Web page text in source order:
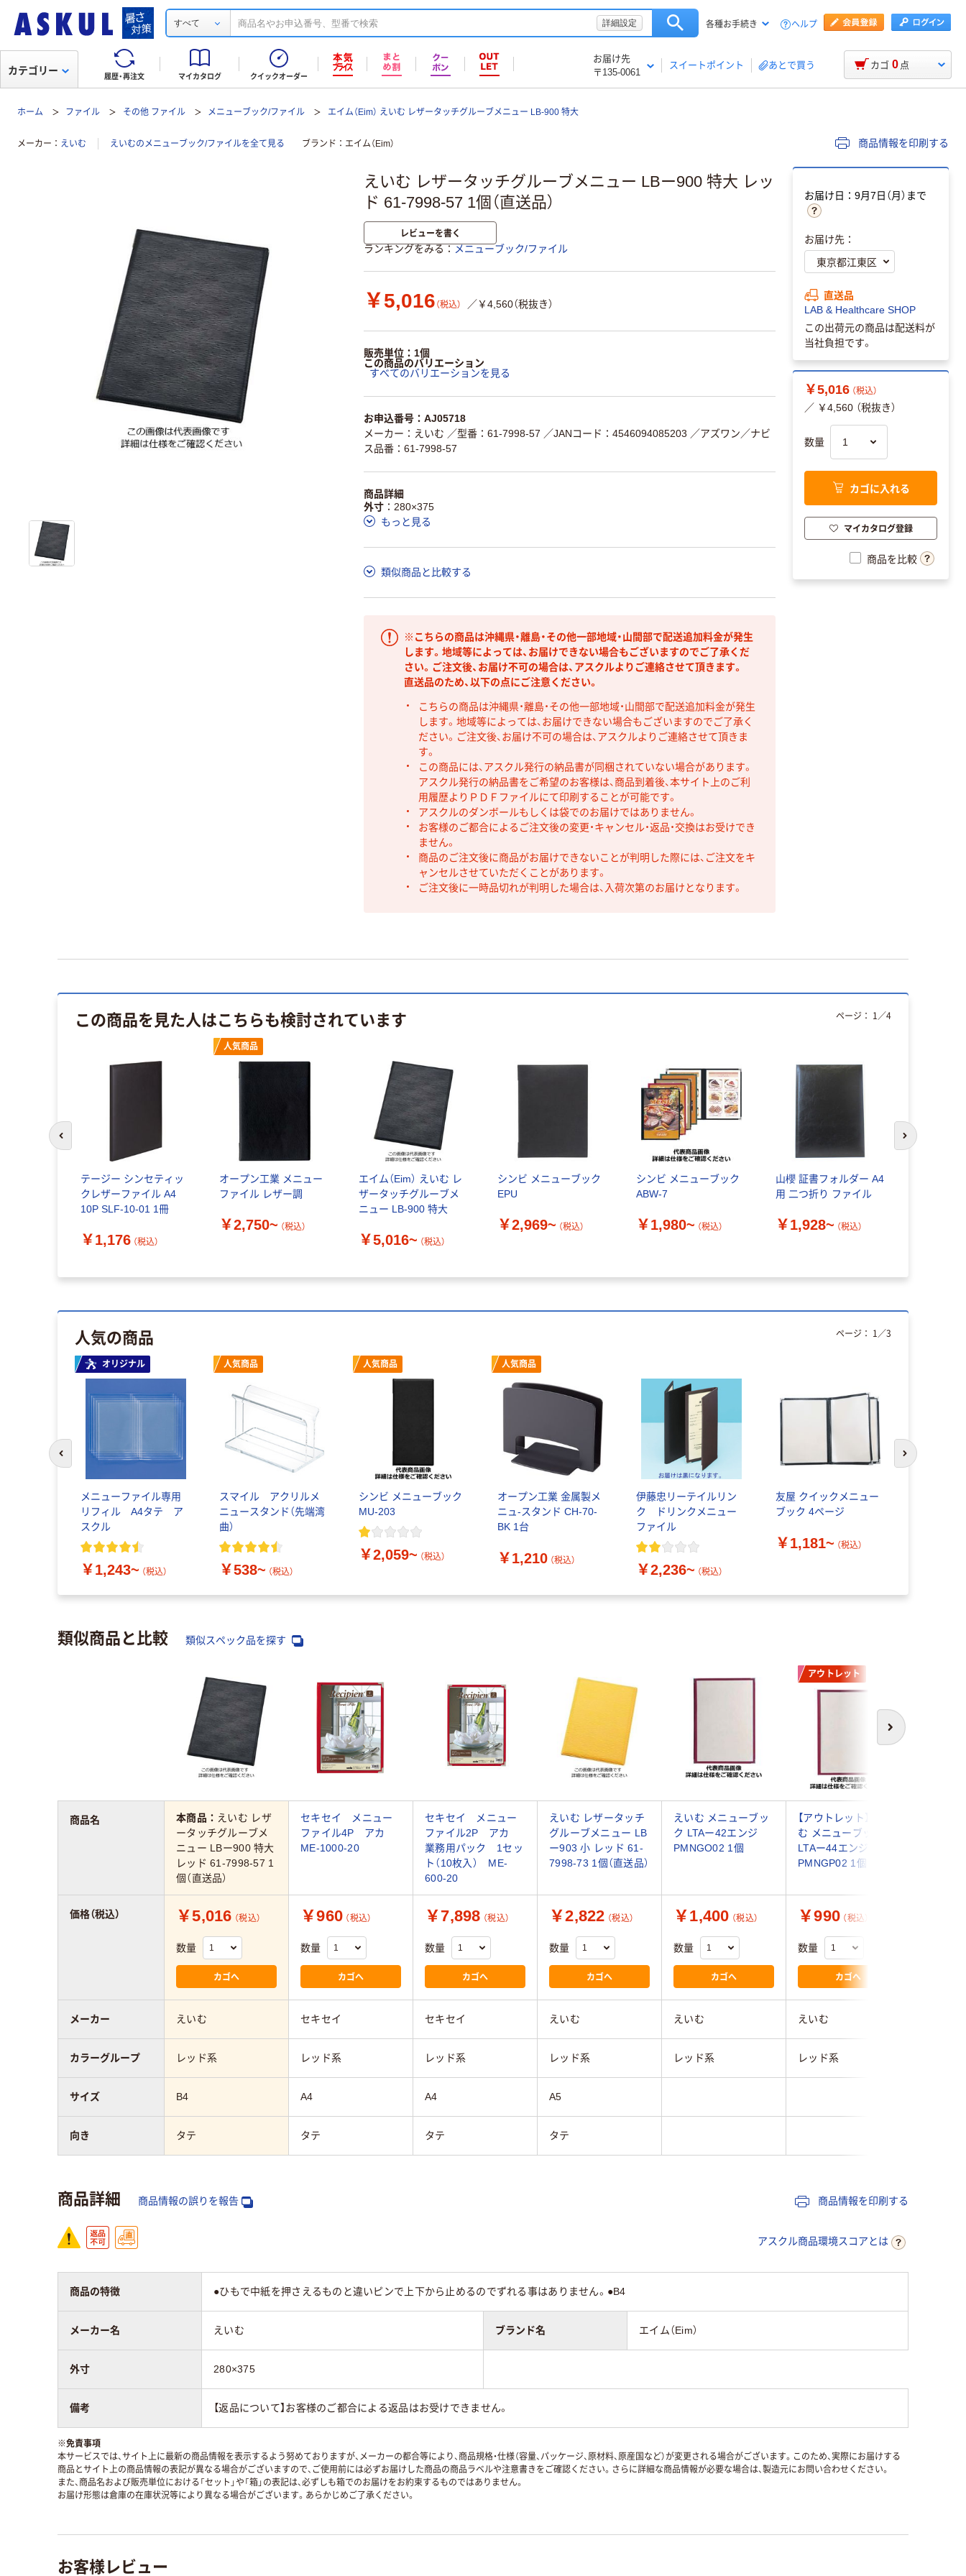
すべて 詳細設定 各種お手続き ヘルプ
履歴・再注文 マイカタログ クイックオーダー
お届け先
〒135-0061
スイートポイント あとで買う
カテゴリー カゴ 0 点
ホーム ファイル その他 ファイル メニューブック/ファイル エイム（Eim） えいむ レザータッチグルーブメニュー LB-900 特大
メーカー えいむ えいむのメニューブック/ファイルを全て見る ブランド エイム（Eim） 商品情報を印刷する
えいむ レザータッチグルーブメニュー LBー900 特大 レッ
ド 61-7998-57 1個（直送品）
レビューを書く
ランキングをみる メニューブック/ファイル
￥5,016 （税込） ／￥4,560（税抜き）
販売単位：1個
この商品のバリエーション
すべてのバリエーションを見る
お申込番号：AJ05718
メーカー：えいむ ／型番：61-7998-57 ／JANコード：4546094085203 ／アズワン／ナビ
ス品番：61-7998-57
商品詳細
外寸
280×375
もっと見る
類似商品と比較する
※こちらの商品は沖縄県・離島・その他一部地域・山間部で配送追加料金が発生
します。地域等によっては、お届けできない場合もございますのでご了承くだ
さい。ご注文後、お届け不可の場合は、アスクルよりご連絡させて頂きます。
直送品のため、以下の点にご注意ください。
こちらの商品は沖縄県・離島・その他一部地域・山間部で配送追加料金が発生
します。地域等によっては、お届けできない場合もございますのでご了承く
ださい。ご注文後、お届け不可の場合は、アスクルよりご連絡させて頂きま
す。
この商品には、アスクル発行の納品書が同梱されていない場合があります。
アスクル発行の納品書をご希望のお客様は、商品到着後、本サイト上のご利
用履歴よりＰＤＦファイルにて印刷することが可能です。
アスクルのダンボールもしくは袋でのお届けではありません。
お客様のご都合によるご注文後の変更・キャンセル・返品・交換はお受けでき
ません。
商品のご注文後に商品がお届けできないことが判明した際には、ご注文をキ
ャンセルさせていただくことがあります。
ご注文後に一時品切れが判明した場合は、入荷次第のお届けとなります。
お届け日：9月7日（月）まで
お届け先：
直送品
LAB & Healthcare SHOP
この出荷元の商品は配送料が
当社負担です。
￥5,016 （税込）
／ ￥4,560 （税抜き）
数量
カゴに入れる
マイカタログ登録
商品を比較
この商品を見た人はこちらも検討されています
テージー シンセティッ
クレザーファイル A4
10P SLF-10-01 1冊
￥1,176 （税込）
人気商品
オープン工業 メニュー
ファイル レザー調
￥2,750~ （税込）
エイム（Eim） えいむ レ
ザータッチグルーブメ
ニュー LB-900 特大
￥5,016~ （税込）
シンビ メニューブック
EPU
￥2,969~ （税込）
シンビ メニューブック
ABW-7
￥1,980~ （税込）
山櫻 証書フォルダー A4
用 二つ折り ファイル
￥1,928~ （税込）
ページ： 1 ／4
前のスライドへ 次のスライド
人気の商品
オリジナル
メニューファイル専用
リフィル A4タテ ア
スクル
￥1,243~ （税込）
人気商品
スマイル アクリルメ
ニュースタンド（先端湾
曲）
￥538~ （税込）
人気商品
シンビ メニューブック
MU-203
￥2,059~ （税込）
人気商品
オープン工業 金属製メ
ニュ-スタンド CH-70-
BK 1台
￥1,210 （税込）
伊藤忠リーテイルリン
ク ドリンクメニュー
ファイル
￥2,236~ （税込）
友屋 クイックメニュー
ブック 4ページ
￥1,181~ （税込）
ページ： 1 ／3
前のスライドへ 次のスライド
類似商品と比較 類似スペック品を探す
次へ
アウトレット
本商品： えいむ レザ
ータッチグルーブメ
ニュー LBー900 特大
レッド 61-7998-57 1
個（直送品）
セキセイ メニュー
ファイル4P アカ
ME-1000-20
セキセイ メニュー
ファイル2P アカ
業務用パック 1セッ
ト（10枚入） ME-
600-20
えいむ レザータッチ
グルーブメニュー LB
ー903 小 レッド 61-
7998-73 1個（直送品）
えいむ メニューブッ
ク LTAー42エンジ
PMNGO02 1個
【アウトレット】えい
む メニューブック
LTAー44エンジ
PMNGP02 1個
￥5,016 （税込）
数量
カゴへ
￥960 （税込）
数量
カゴへ
￥7,898 （税込）
数量
カゴへ
￥2,822 （税込）
数量
カゴへ
￥1,400 （税込）
数量
カゴへ
￥990 （税込）
数量
カゴへ
えいむ セキセイ セキセイ えいむ えいむ えいむ
レッド系 レッド系 レッド系 レッド系 レッド系 レッド系
B4 A4 A4 A5
タテ タテ タテ タテ
商品名
価格（税込）
メーカー
カラーグループ
サイズ
向き
商品詳細 商品情報の誤りを報告 商品情報を印刷する
アスクル商品環境スコアとは
商品の特徴 ●ひもで中紙を押さえるものと違いピンで上下から止めるのでずれる事はありません。●B4
メーカー名 えいむ ブランド名 エイム（Eim）
外寸 280×375
備考 【返品について】お客様のご都合による返品はお受けできません。
※免責事項
本サービスでは、サイト上に最新の商品情報を表示するよう努めておりますが、メーカーの都合等により、商品規格・仕様（容量、パッケージ、原材料、原産国など）が変更される場合がございます。このため、実際にお届けする
商品とサイト上の商品情報の表記が異なる場合がございますので、ご使用前には必ずお届けした商品の商品ラベルや注意書きをご確認ください。さらに詳細な商品情報が必要な場合は、製造元にお問い合わせください。
また、商品名および販売単位における「セット」や「箱」の表記は、必ずしも箱でのお届けをお約束するものではありません。
お届け形態は倉庫の在庫状況等により異なる場合がございます。あらかじめご了承ください。
お客様レビュー